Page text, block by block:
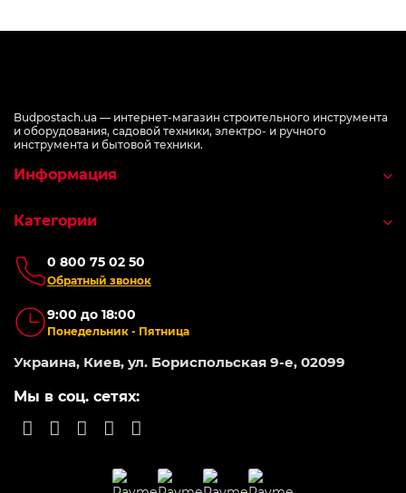
Budpostach.ua — интернет-магазин строительного инструмента
и оборудования, садовой техники, электро- и ручного
инструмента и бытовой техники.
0 800 75 02 50
Обратный звонок
9:00 до 18:00
Понедельник - Пятница
Украина, Киев, ул. Бориспольская 9-е, 02099
Мы в соц. сетях:
Информация
Категории